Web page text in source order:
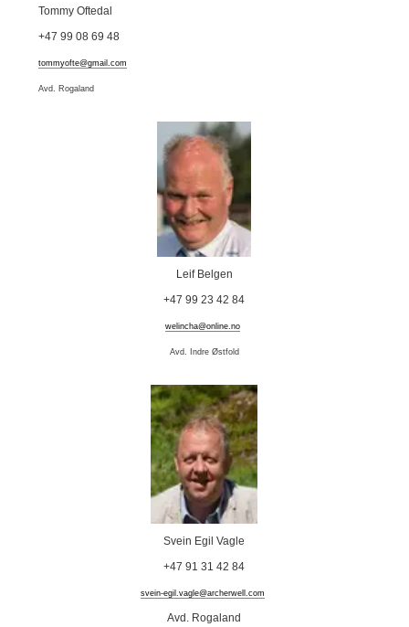
Tommy Oftedal
+47 99 08 69 48
tommyofte@gmail.com
Avd. Rogaland
Leif Belgen
+47 99 23 42 84
welincha@online.no
Avd. Indre Østfold
Svein Egil Vagle
+47 91 31 42 84
svein-egil.vagle@archerwell.com
Avd. Rogaland